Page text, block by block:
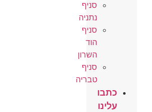
סניף
נתניה
סניף
הוד
השרון
סניף
טבריה
כתבו
עלינו